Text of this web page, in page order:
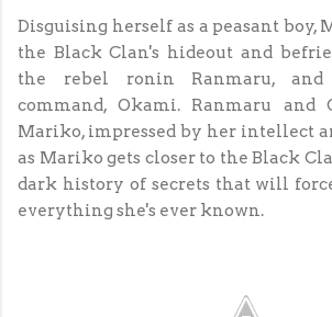
Disguising herself as a peasant
the Black Clan's hideout and
the rebel ronin Ranmaru, and
command, Okami. Ranmaru and
Mariko, impressed by her intellect
as Mariko gets closer to the Black
dark history of secrets that will
everything she's ever known.